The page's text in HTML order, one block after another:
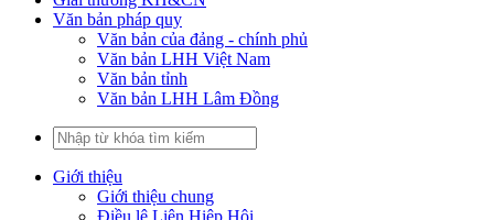
Văn bản pháp quy
Văn bản của đảng - chính phủ
Văn bản LHH Việt Nam
Văn bản tỉnh
Văn bản LHH Lâm Đồng
Giới thiệu
Giới thiệu chung
Điều lệ Liên Hiệp Hội